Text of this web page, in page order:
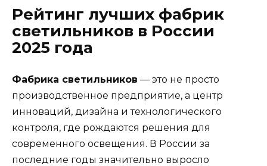
Рейтинг лучших фабрик
светильников в России
2025 года
Фабрика светильников — это не просто
производственное предприятие, а центр
инноваций, дизайна и технологического
контроля, где рождаются решения для
современного освещения. В России за
последние годы значительно выросло